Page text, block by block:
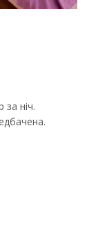
за ніч.